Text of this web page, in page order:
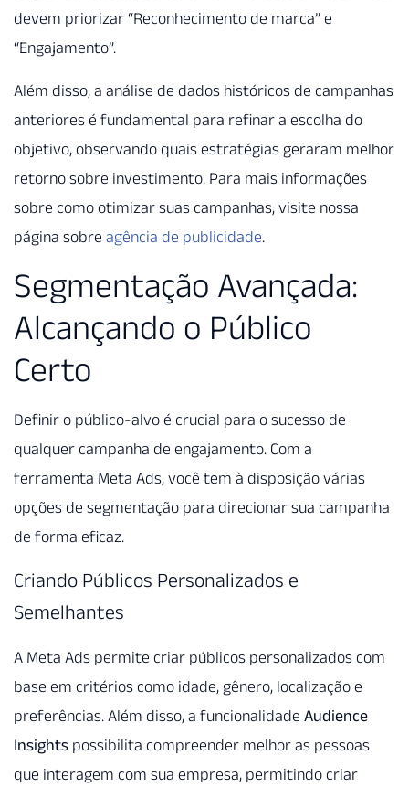
devem priorizar “Reconhecimento de marca” e
“Engajamento”.
Além disso, a análise de dados históricos de campanhas
anteriores é fundamental para refinar a escolha do
objetivo, observando quais estratégias geraram melhor
retorno sobre investimento. Para mais informações
sobre como otimizar suas campanhas, visite nossa
página sobre agência de publicidade.
Segmentação Avançada:
Alcançando o Público
Certo
Definir o público-alvo é crucial para o sucesso de
qualquer campanha de engajamento. Com a
ferramenta Meta Ads, você tem à disposição várias
opções de segmentação para direcionar sua campanha
de forma eficaz.
Criando Públicos Personalizados e
Semelhantes
A Meta Ads permite criar públicos personalizados com
base em critérios como idade, gênero, localização e
preferências. Além disso, a funcionalidade Audience
Insights possibilita compreender melhor as pessoas
que interagem com sua empresa, permitindo criar